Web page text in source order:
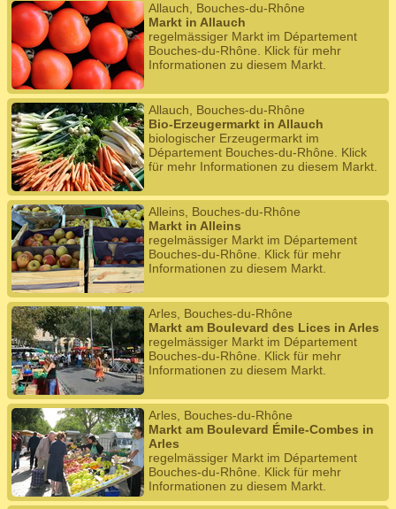
Allauch, Bouches-du-Rhône
Markt in Allauch
regelmässiger Markt im Département
Bouches-du-Rhône. Klick für mehr
Informationen zu diesem Markt.
Allauch, Bouches-du-Rhône
Bio-Erzeugermarkt in Allauch
biologischer Erzeugermarkt im
Département Bouches-du-Rhône. Klick
für mehr Informationen zu diesem Markt.
Alleins, Bouches-du-Rhône
Markt in Alleins
regelmässiger Markt im Département
Bouches-du-Rhône. Klick für mehr
Informationen zu diesem Markt.
Arles, Bouches-du-Rhône
Markt am Boulevard des Lices in Arles
regelmässiger Markt im Département
Bouches-du-Rhône. Klick für mehr
Informationen zu diesem Markt.
Arles, Bouches-du-Rhône
Markt am Boulevard Émile-Combes in
Arles
regelmässiger Markt im Département
Bouches-du-Rhône. Klick für mehr
Informationen zu diesem Markt.